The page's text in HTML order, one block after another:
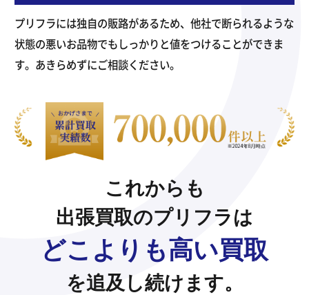
プリフラには独自の販路があるため、他社で断られるような
状態の悪いお品物でもしっかりと値をつけることができま
す。あきらめずにご相談ください。
これからも
出張買取のプリフラは
どこよりも高い買取
を追及し続けます。